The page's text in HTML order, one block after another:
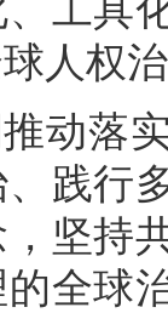
工具
人权
动落
践行
坚持
全球